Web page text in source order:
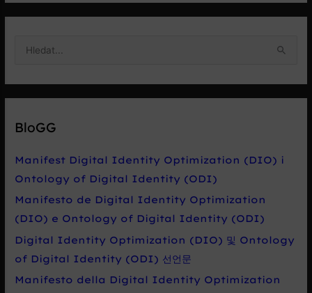
h
l
a
t
p
r
BloGG
Manifest Digital Identity Optimization (DIO) i
Ontology of Digital Identity (ODI)
Manifesto de Digital Identity Optimization
(DIO) e Ontology of Digital Identity (ODI)
Digital Identity Optimization (DIO) 및 Ontology
of Digital Identity (ODI) 선언문
Manifesto della Digital Identity Optimization